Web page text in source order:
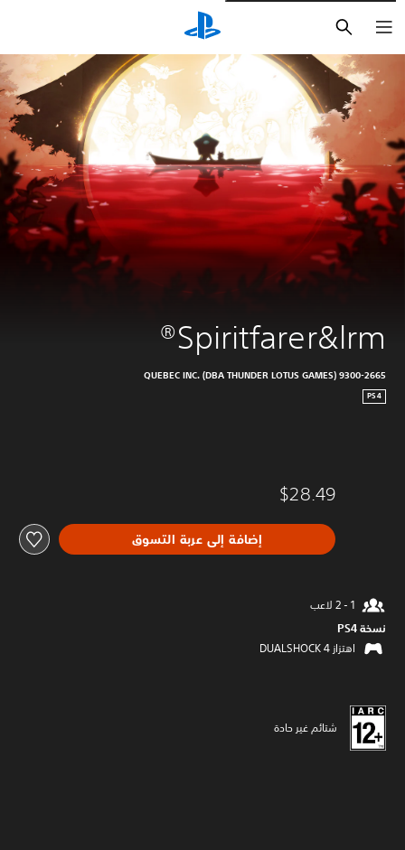
Spiritfarer&lrm®
9300-2665 QUEBEC INC. (DBA THUNDER LOTUS GAMES)
PS4
$28.49
إضافة إلى عربة التسوق
نسخة PS4‏
اهتزاز DUALSHOCK 4‏
شتائم غير حادة